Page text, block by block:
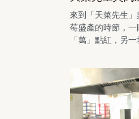
來到「天菜先生
莓盛產的時節，
「萬」點紅，另一